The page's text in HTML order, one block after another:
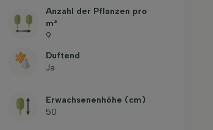
Anzahl der Pflanzen pro
m²
9
Duftend
Ja
Erwachsenenhöhe (cm)
50